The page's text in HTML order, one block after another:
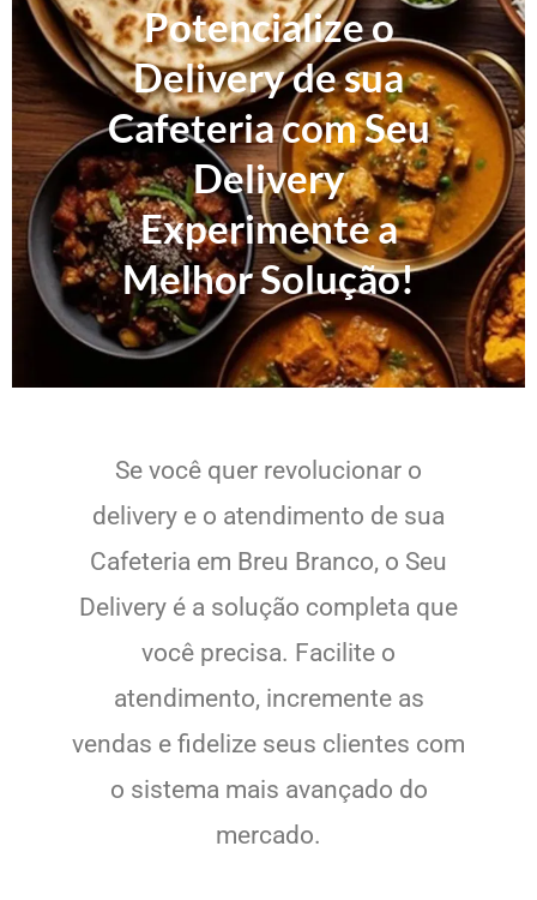
Potencialize o
Delivery de sua
Cafeteria com Seu
Delivery
Experimente a
Melhor Solução!
Se você quer revolucionar o
delivery e o atendimento de sua
Cafeteria em Breu Branco, o Seu
Delivery é a solução completa que
você precisa. Facilite o
atendimento, incremente as
vendas e fidelize seus clientes com
o sistema mais avançado do
mercado.